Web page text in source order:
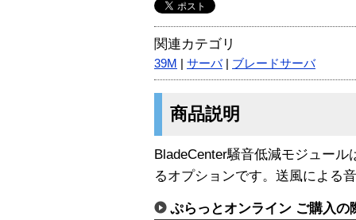
関連カテゴリ
39M サーバ| ブレードサーバ
商品説明
BladeCenter騒音低減モジュー
るオプションです。送風による
ぷらっとオンライン ご購入の